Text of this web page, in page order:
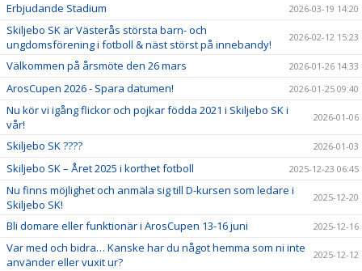
Erbjudande Stadium 2026-03-19 14:20
Skiljebo SK är Västerås största barn- och
ungdomsförening i fotboll & näst störst på innebandy!
2026-02-12 15:23
Välkommen på årsmöte den 26 mars 2026-01-26 14:33
ArosCupen 2026 - Spara datumen! 2026-01-25 09:40
Nu kör vi igång flickor och pojkar födda 2021 i Skiljebo SK i
vår!
2026-01-06
Skiljebo SK ???? 2026-01-03
Skiljebo SK – Året 2025 i korthet fotboll 2025-12-23 06:45
Nu finns möjlighet och anmäla sig till D-kursen som ledare i
Skiljebo SK!
2025-12-20
Bli domare eller funktionär i ArosCupen 13-16 juni 2025-12-16
Var med och bidra… Kanske har du något hemma som ni inte
använder eller vuxit ur?
2025-12-12